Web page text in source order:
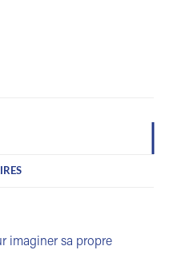
imaginer sa propre